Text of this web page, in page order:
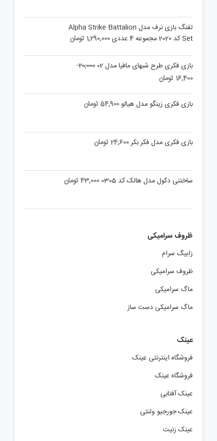
تفنگ بازی نرف مدل Alpha Strike Battalion
Set کد 2020 مجموعه 4 عددی
1,290,000 تومان
بازی فکری طرح شبهای مافیا مدل 02 20,000
Original
16,400 تومان
is:
16,400 تومان.
بازی فکری زینگو مدل هیالو54,900تومان
بازی فکری مدل فکر بکر24,600تومان
ساختنی دکول مدل هالک کد 0305 43,000تومان
ظروف سرامیکی
زابیگ سرام
ظروف سرامیکی
ماگ سرامیکی
ماگ سرامیکی دست ساز
عینک
فروشگاه اینترنتی عینک
فروشگاه عینک
عینک آفتابی
عینک جورجیو ولنتی
عینک زنیت